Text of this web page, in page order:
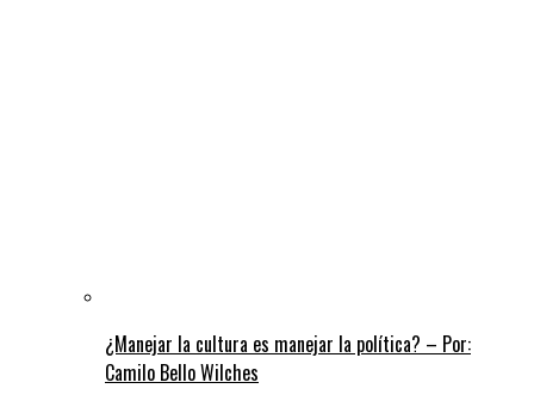
¿Manejar la cultura es manejar la política? – Por:
Camilo Bello Wilches